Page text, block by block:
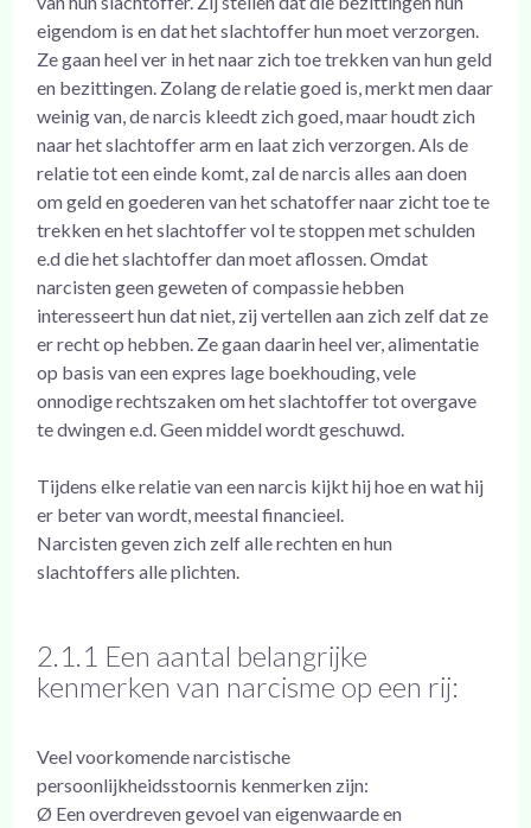
eigendom is en dat het slachtoffer hun moet verzorgen.
Ze gaan heel ver in het naar zich toe trekken van hun geld
en bezittingen. Zolang de relatie goed is, merkt men daar
weinig van, de narcis kleedt zich goed, maar houdt zich
naar het slachtoffer arm en laat zich verzorgen. Als de
relatie tot een einde komt, zal de narcis alles aan doen
om geld en goederen van het schatoffer naar zicht toe te
trekken en het slachtoffer vol te stoppen met schulden
e.d die het slachtoffer dan moet aflossen. Omdat
narcisten geen geweten of compassie hebben
interesseert hun dat niet, zij vertellen aan zich zelf dat ze
er recht op hebben. Ze gaan daarin heel ver, alimentatie
op basis van een expres lage boekhouding, vele
onnodige rechtszaken om het slachtoffer tot overgave
te dwingen e.d. Geen middel wordt geschuwd.
Tijdens elke relatie van een narcis kijkt hij hoe en wat hij
er beter van wordt, meestal financieel.
Narcisten geven zich zelf alle rechten en hun
slachtoffers alle plichten.
2.1.1 Een aantal belangrijke
kenmerken van narcisme op een rij:
Veel voorkomende narcistische
persoonlijkheidsstoornis kenmerken zijn:
Ø Een overdreven gevoel van eigenwaarde en